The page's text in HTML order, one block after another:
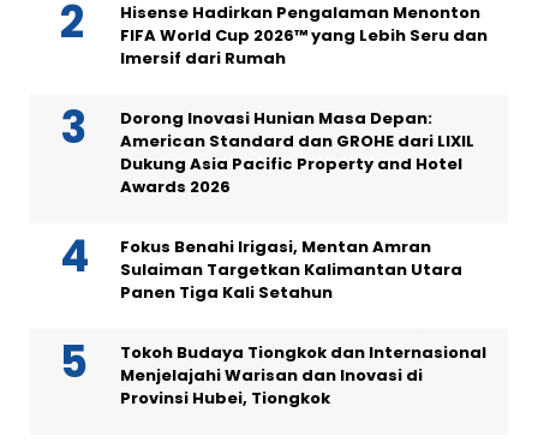
Hisense Hadirkan Pengalaman Menonton
FIFA World Cup 2026™ yang Lebih Seru dan
Imersif dari Rumah
Dorong Inovasi Hunian Masa Depan:
American Standard dan GROHE dari LIXIL
Dukung Asia Pacific Property and Hotel
Awards 2026
Fokus Benahi Irigasi, Mentan Amran
Sulaiman Targetkan Kalimantan Utara
Panen Tiga Kali Setahun
Tokoh Budaya Tiongkok dan Internasional
Menjelajahi Warisan dan Inovasi di
Provinsi Hubei, Tiongkok